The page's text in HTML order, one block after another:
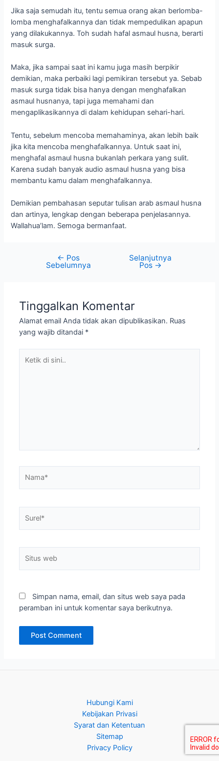
Jika saja semudah itu, tentu semua orang akan berlomba-
lomba menghafalkannya dan tidak mempedulikan apapun
yang dilakukannya. Toh sudah hafal asmaul husna, berarti
masuk surga.
Maka, jika sampai saat ini kamu juga masih berpikir
demikian, maka perbaiki lagi pemikiran tersebut ya. Sebab
masuk surga tidak bisa hanya dengan menghafalkan
asmaul husnanya, tapi juga memahami dan
mengaplikasikannya di dalam kehidupan sehari-hari.
Tentu, sebelum mencoba memahaminya, akan lebih baik
jika kita mencoba menghafalkannya. Untuk saat ini,
menghafal asmaul husna bukanlah perkara yang sulit.
Karena sudah banyak audio asmaul husna yang bisa
membantu kamu dalam menghafalkannya.
Demikian pembahasan seputar tulisan arab asmaul husna
dan artinya, lengkap dengan beberapa penjelasannya.
Wallahua’lam. Semoga bermanfaat.
← Pos
Sebelumnya
Selanjutnya
Pos →
Tinggalkan Komentar
Alamat email Anda tidak akan dipublikasikan. Ruas
yang wajib ditandai *
web
Simpan nama, email, dan situs web saya pada
peramban ini untuk komentar saya berikutnya.
Hubungi Kami
Kebijakan Privasi
Syarat dan Ketentuan
Sitemap
Privacy Policy